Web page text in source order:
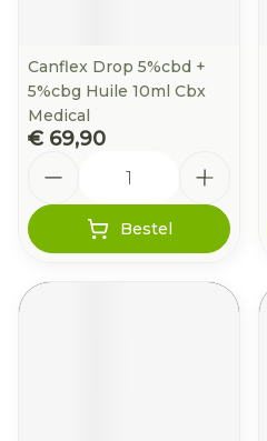
Canflex Drop 5%cbd +
5%cbg Huile 10ml Cbx
Medical
€ 69,90
Bestel